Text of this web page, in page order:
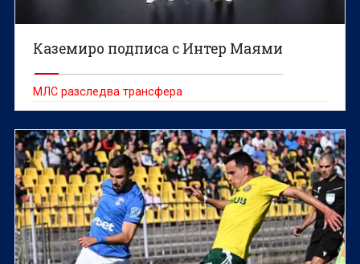
Каземиро подписа с Интер Маями
МЛС разследва трансфера